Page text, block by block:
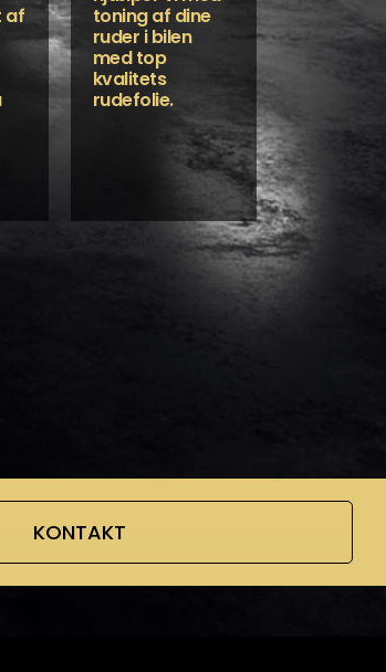
af
toning af dine
ruder i bilen
med top
kvalitets
rudefolie.
KONTAKT